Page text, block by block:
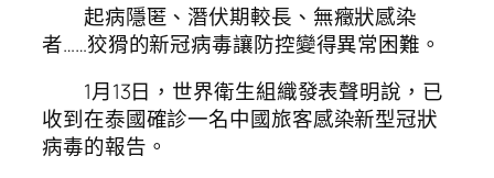
起病隱匿、潛伏期較長、無癥狀感染
者……狡猾的新冠病毒讓防控變得異常困難。
1月13日，世界衛生組織發表聲明說，已
收到在泰國確診一名中國旅客感染新型冠狀
病毒的報告。